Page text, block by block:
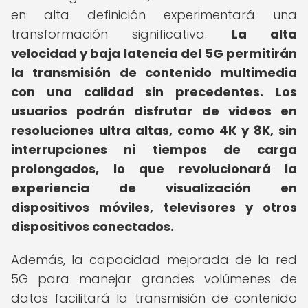
en alta definición experimentará una
transformación significativa. La alta
velocidad y baja latencia del 5G permitirán
la transmisión de contenido multimedia
con una calidad sin precedentes.
Los
usuarios podrán disfrutar de videos en
resoluciones ultra altas, como 4K y 8K, sin
interrupciones ni tiempos de carga
prolongados, lo que revolucionará la
experiencia de visualización en
dispositivos móviles, televisores y otros
dispositivos conectados.
Además, la capacidad mejorada de la red
5G para manejar grandes volúmenes de
datos facilitará la transmisión de contenido